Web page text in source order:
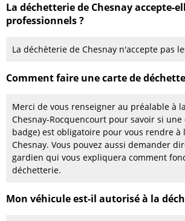
La déchetterie de Chesnay accepte-
professionnels ?
La déchèterie de Chesnay n'accepte pas
Comment faire une carte de
Merci de vous renseigner au préalable à
Chesnay-Rocquencourt pour savoir si une
badge) est obligatoire pour vous rendre à
Chesnay. Vous pouvez aussi demander
gardien qui vous expliquera comment
déchetterie.
Mon véhicule est-il autorisé à la